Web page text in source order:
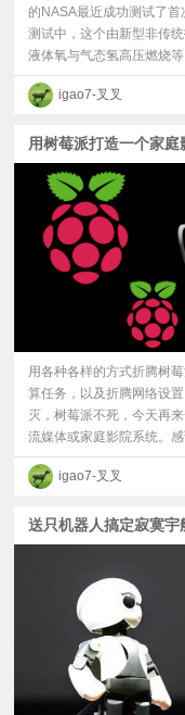
的NASA最近成功测试了
测试中，这个由新型非传
液体氧与气态氢高压燃烧
igao7-叉叉
用树莓派打造一个家庭
用各种各样的方式折腾树
算任务，以及折腾网络设
灭，树莓派不死，今天再
流媒体或家庭影院系统。
igao7-叉叉
送只机器人搞定寂寞宇